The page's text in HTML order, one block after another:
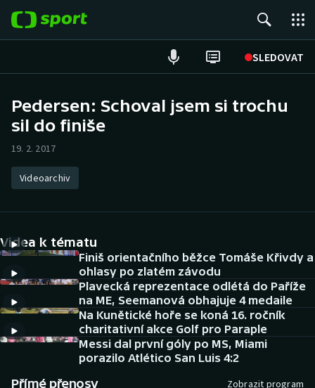
SLEDOVAT
Hokej
Atletika
DALŠÍ SPORTY
Americký fotbal
Baseball a softbal
NEPŘEHLÉDNĚTE
Historické návraty
Pedersen: Schoval jsem si trochu
sil do finiše
19. 2. 2017
Videoarchiv
Videa k tématu
Finiš orientačního běžce Tomáše Křivdy a
ohlasy po zlatém závodu
Plavecká reprezentace odlétá do Paříže
na ME, Seemanová obhajuje 4 medaile
Na Kunětické hoře se koná 16. ročník
charitativní akce Golf pro Paraple
Messi dal první góly po MS, Miami
porazilo Atlético San Luis 4:2
Přímé přenosy Zobrazit program